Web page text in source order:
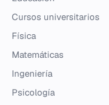
Cursos universitarios
Física
Matemáticas
Ingeniería
Psicología